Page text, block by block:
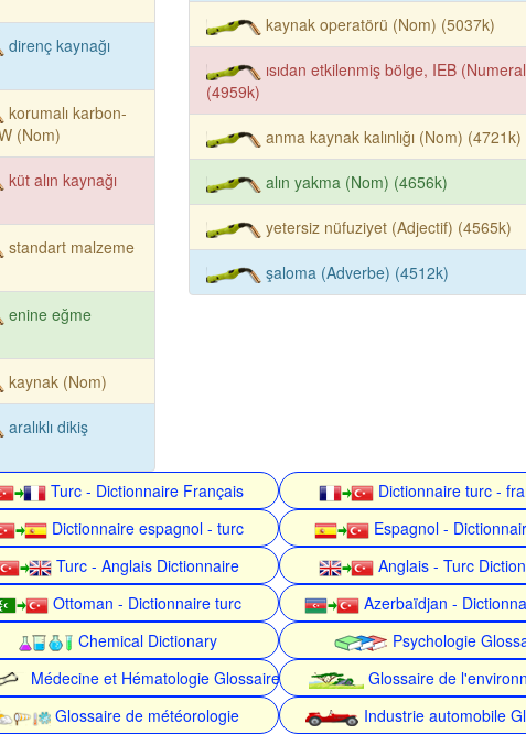
direnç kaynağı
korumalı karbon-
(Nom)
küt alın kaynağı
standart malzeme
enine eğme
kaynak (Nom)
aralıklı dikiş
kaynak operatörü (Nom) (5037k)
ısıdan etkilenmiş bölge, IEB
(4959k)
anma kaynak kalınlığı (Nom) (4721k)
alın yakma (Nom) (4656k)
yetersiz nüfuziyet (Adjectif) (4565k)
şaloma (Adverbe) (4512k)
Turc - Dictionnaire Français Dictionnaire turc -
Dictionnaire espagnol - turc Espagnol -
Turc - Anglais Dictionnaire Anglais - Turc
Ottoman - Dictionnaire turc Azerbaïdjan -
Chemical Dictionary Psychologie
Médecine et Hématologie Glossaire Glossaire de
Glossaire de météorologie Industrie automobile